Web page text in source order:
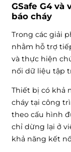
GSafe G4
báo cháy
Trong các giải
nhằm hỗ trợ
và thực hiện
nối dữ liệu tập
Thiết bị có khả
cháy tại công
theo cấu hình
chỉ dừng lại ở
khả năng kết